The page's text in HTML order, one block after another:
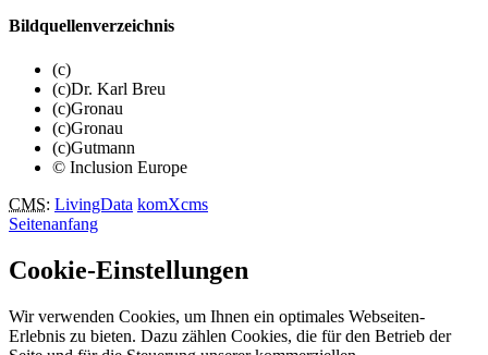
Bildquellenverzeichnis
(c)
(c)Dr. Karl Breu
(c)Gronau
(c)Gronau
(c)Gutmann
© Inclusion Europe
CMS: LivingData komXcms
Seitenanfang
Cookie-Einstellungen
Wir verwenden Cookies, um Ihnen ein optimales Webseiten-
Erlebnis zu bieten. Dazu zählen Cookies, die für den Betrieb der